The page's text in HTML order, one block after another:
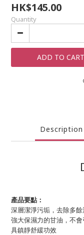
HK$145.00
Quantity
ADD TO CART
Description
產品要點：
深層潔淨污垢，去除多
強大保濕力的甘油，不
具鎮靜舒緩功效